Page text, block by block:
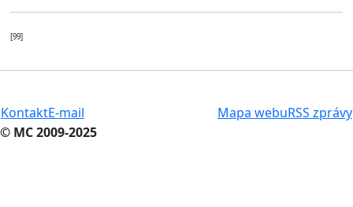
[99]
KontaktE-mail Mapa webuRSS zprávy
© MC 2009-2025